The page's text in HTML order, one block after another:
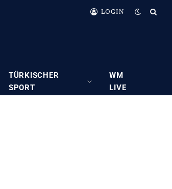
LOGIN
TÜRKISCHER
SPORT
WM
LIVE